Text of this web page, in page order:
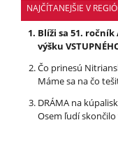
NAJČÍTANEJŠIE V
Blíži sa 51.
výšku
Čo prinesú
Máme sa na čo
DRÁMA na
Osem ľudí skončilo